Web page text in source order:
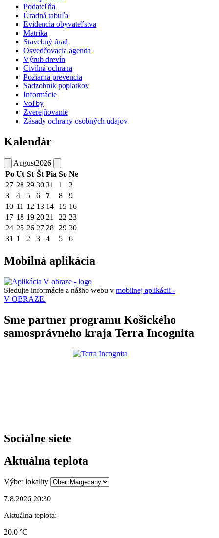
Podateľňa
Úradná tabuľa
Evidencia obyvateľstva
Matrika
Stavebný úrad
Osvedčovacia agenda
Výrub drevín
Civilná ochrana
Požiarna prevencia
Sadzobník poplatkov
Informácie
Voľby
Zverejňovanie
Zásady ochrany osobných údajov
Kalendár
August2026
Po Ut St Št Pia So Ne
27 28 29 30 31 1
2
3
4 5 6 7 8
9
10 11 12 13 14 15 16
17 18 19 20 21 22 23
24 25 26 27 28 29 30
31 1 2 3 4 5 6
Mobilná aplikácia
Sledujte informácie z nášho webu v mobilnej aplikácii -
V OBRAZE.
Sme partner programu Košického
samosprávneho kraja Terra Incognita
Sociálne siete
Aktuálna teplota
Výber lokality
7.8.2026 20:30
Aktuálna teplota:
20.0 °C